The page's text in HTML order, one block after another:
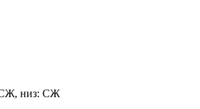
СЖ, низ: СЖ